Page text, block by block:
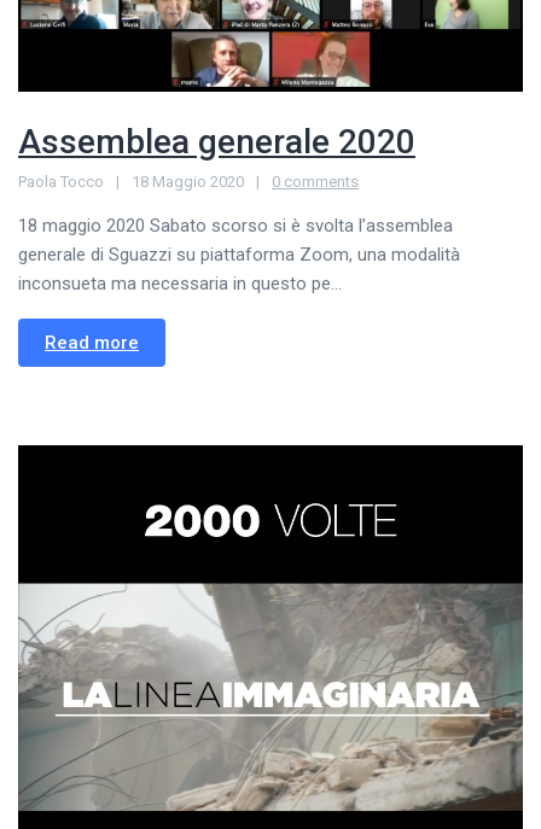
Assemblea generale 2020
Paola Tocco 18 Maggio 2020 0 comments
18 maggio 2020 Sabato scorso si è svolta l’assemblea
generale di Sguazzi su piattaforma Zoom, una modalità
inconsueta ma necessaria in questo pe...
Read more